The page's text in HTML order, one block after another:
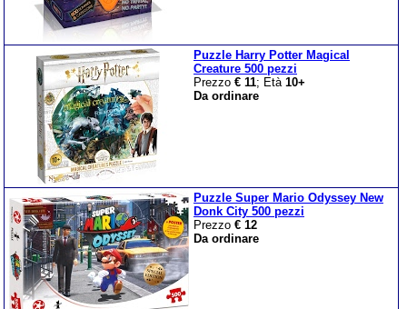
Puzzle Harry Potter Magical
Creature 500 pezzi
Prezzo € 11; Età 10+
Da ordinare
Puzzle Super Mario Odyssey New
Donk City 500 pezzi
Prezzo € 12
Da ordinare